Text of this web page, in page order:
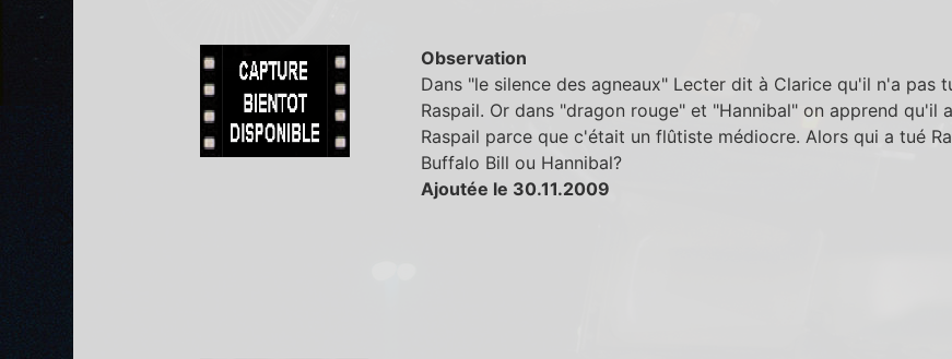
Observation
Dans "le silence des agneaux" Lecter dit à Clarice qu'il n'a pas
Raspail. Or dans "dragon rouge" et "Hannibal" on apprend qu'il
Raspail parce que c'était un flûtiste médiocre. Alors qui a tué
Buffalo Bill ou Hannibal?
Ajoutée le 30.11.2009